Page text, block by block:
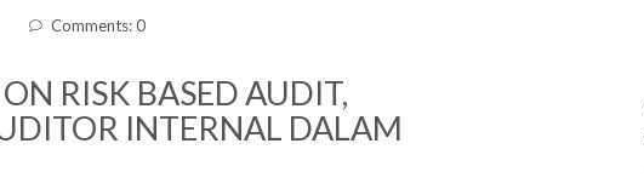
Comments: 0
RISK BASED AUDIT,
INTERNAL DALAM